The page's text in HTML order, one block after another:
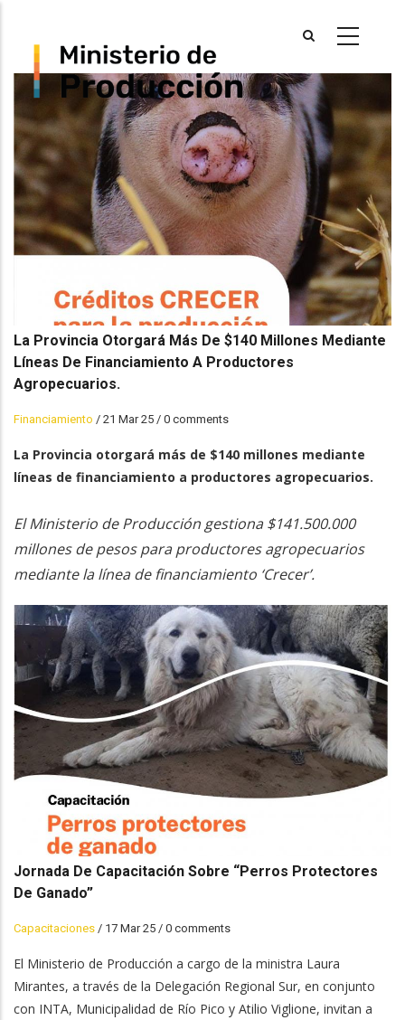
content
La Provincia Otorgará Más De $140 Millones Mediante
Líneas De Financiamiento A Productores
Agropecuarios.
Financiamiento / 21 Mar 25 / 0 comments
La Provincia otorgará más de $140 millones mediante
líneas de financiamiento a productores agropecuarios.
El Ministerio de Producción gestiona $141.500.000
millones de pesos para productores agropecuarios
mediante la línea de financiamiento ‘Crecer’.
Jornada De Capacitación Sobre “Perros Protectores
De Ganado”
Capacitaciones / 17 Mar 25 / 0 comments
El Ministerio de Producción a cargo de la ministra Laura
Mirantes, a través de la Delegación Regional Sur, en conjunto
con INTA, Municipalidad de Río Pico y Atilio Viglione, invitan a